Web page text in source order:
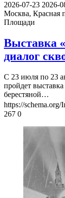
2026-07-23 2026-
Москва, Красная
Площади
Выставка
диалог
С 23 июля по 23
пройдет
берестяной…
https://schema.org/
267 0